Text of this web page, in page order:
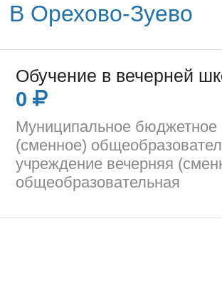
В Орехово-Зуево
Обучение в вечерней
0
Муниципальное бюджетное
(сменное)
учреждение вечерняя
общеобразовательная